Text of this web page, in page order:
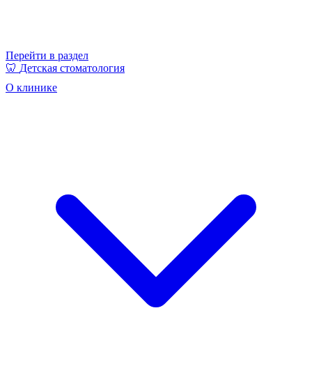
Перейти в раздел
🦷 Детская стоматология
О клинике